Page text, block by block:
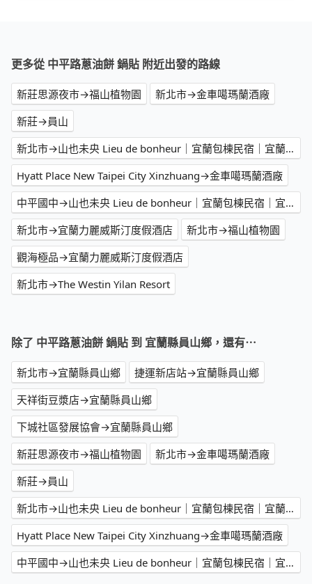
更多從 中平路蔥油餅 鍋貼 附近出發的路線
新莊思源夜市→福山植物園
新北市→金車噶瑪蘭酒廠
新莊→員山
新北市→山也未央 Lieu de bonheur｜宜蘭包棟民宿｜宜蘭 Villa
Hyatt Place New Taipei City Xinzhuang→金車噶瑪蘭酒廠
中平國中→山也未央 Lieu de bonheur｜宜蘭包棟民宿｜宜蘭 Villa
新北市→宜蘭力麗威斯汀度假酒店
新北市→福山植物園
觀海極品→宜蘭力麗威斯汀度假酒店
新北市→The Westin Yilan Resort
除了 中平路蔥油餅 鍋貼 到 宜蘭縣員山鄉，還有⋯
新北市→宜蘭縣員山鄉
捷運新店站→宜蘭縣員山鄉
天祥街豆漿店→宜蘭縣員山鄉
下城社區發展協會→宜蘭縣員山鄉
新莊思源夜市→福山植物園
新北市→金車噶瑪蘭酒廠
新莊→員山
新北市→山也未央 Lieu de bonheur｜宜蘭包棟民宿｜宜蘭 Villa
Hyatt Place New Taipei City Xinzhuang→金車噶瑪蘭酒廠
中平國中→山也未央 Lieu de bonheur｜宜蘭包棟民宿｜宜蘭 Villa